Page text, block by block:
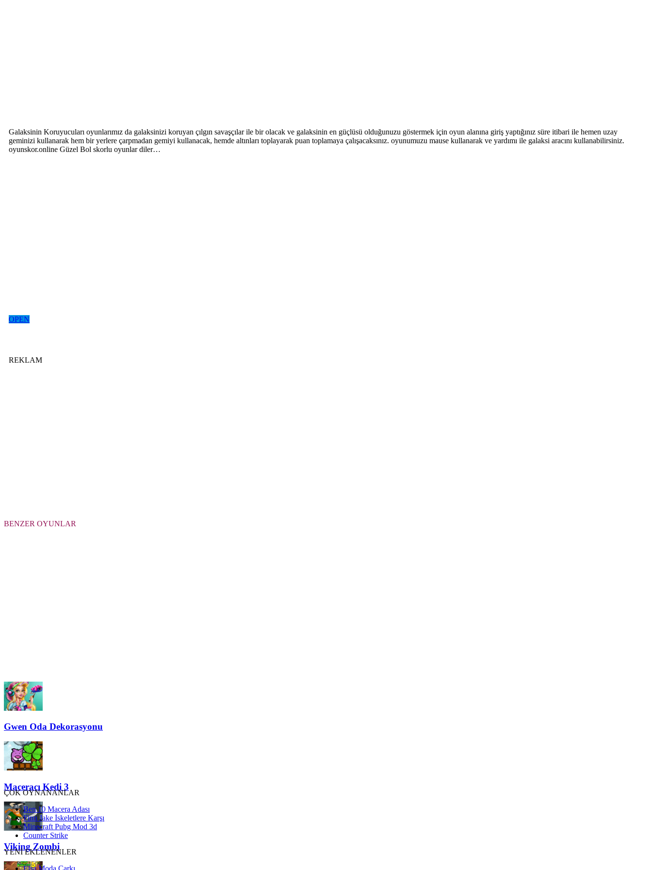
Galaksinin Koruyucuları oyunlarımız da galaksinizi koruyan çılgın savaşçılar ile bir olacak ve galaksinin en güçlüsü olduğunuzu göstermek için oyun alanına giriş yaptığınız süre itibari ile hemen uzay
geminizi kullanarak hem bir yerlere çarpmadan gemiyi kullanacak, hemde altınları toplayarak puan toplamaya çalışacaksınız. oyunumuzu mause kullanarak ve yardımı ile galaksi aracını kullanabilirsiniz.
oyunskor.online Güzel Bol skorlu oyunlar diler…
OPEN
REKLAM
BENZER OYUNLAR
Gwen Oda Dekorasyonu
Maceracı Kedi 3
Viking Zombi
ÇOK OYNANANLAR
Ben 10 Macera Adası
Finn Jake İskeletlere Karşı
Minecraft Pubg Mod 3d
Counter Strike
YENİ EKLENENLER
Elsa Moda Çarkı